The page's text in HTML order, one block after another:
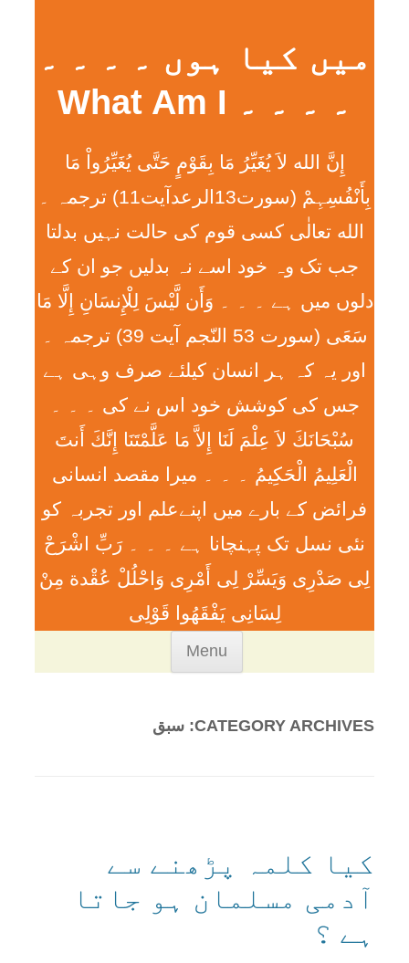
میں کیا ہوں ۔ ۔ ۔ ۔
۔ ۔ ۔ ۔ What Am I
إِنَّ الله لاَ يُغَيِّرُ مَا بِقَوْمٍ حَتَّی يُغَيِّرُواْ مَا
بِأَنْفُسِہِمْ (سورت13الرعدآیت11) ترجمہ ۔
الله تعالٰی کسی قوم کی حالت نہیں بدلتا
جب تک وہ خود اسے نہ بدلیں جو ان کے
دلوں میں ہے ۔ ۔ ۔ وَأَن لَّيْسَ لِلْإِنسَانِ إِلَّا مَا
سَعَی (سورت 53 النّجم آیت 39) ترجمہ ۔
اور یہ کہ ہر انسان کیلئے صرف وہی ہے
جس کی کوشش خود اس نے کی ۔ ۔ ۔
سُبْحَانَكَ لاَ عِلْمَ لَنَا إِلاَّ مَا عَلَّمْتَنَا إِنَّكَ أَنتَ
الْعَلِيمُ الْحَكِيمُ ۔ ۔ ۔ ميرا مقصد انسانی
فرائض کے بارے میں اپنےعلم اور تجربہ کو
نئی نسل تک پہنچانا ہے ۔ ۔ ۔ رَبِّ اشْرَحْ
لِی صَدْرِی وَيَسِّرْ لِی أَمْرِی وَاحْلُلْ عُقْدة مِنْ
لِسَانِی يَفْقَھُوا قَوْلِی
Menu
content
CATEGORY ARCHIVES: سبق
کیا کلمہ پڑھنے سے
آدمی مسلمان ہو جاتا
ہے ؟